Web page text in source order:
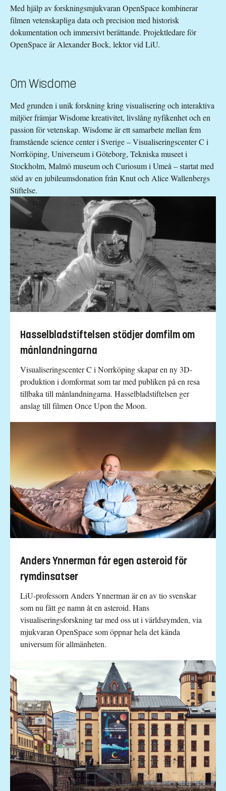
Med hjälp av forskningsmjukvaran OpenSpace kombinerar
filmen vetenskapliga data och precision med historisk
dokumentation och immersivt berättande. Projektledare för
OpenSpace är Alexander Bock, lektor vid LiU.
Om Wisdome
Med grunden i unik forskning kring visualisering och interaktiva
miljöer främjar Wisdome kreativitet, livslång nyfikenhet och en
passion för vetenskap. Wisdome är ett samarbete mellan fem
framstående science center i Sverige – Visualiseringscenter C i
Norrköping, Universeum i Göteborg, Tekniska museet i
Stockholm, Malmö museum och Curiosum i Umeå – startat med
stöd av en jubileumsdonation från Knut och Alice Wallenbergs
Stiftelse.
Hasselbladstiftelsen stödjer domfilm om
månlandningarna
Visualiseringscenter C i Norrköping skapar en ny 3D-
produktion i domformat som tar med publiken på en resa
tillbaka till månlandningarna. Hasselbladstiftelsen ger
anslag till filmen Once Upon the Moon.
Anders Ynnerman får egen asteroid för
rymdinsatser
LiU-professorn Anders Ynnerman är en av tio svenskar
som nu fått ge namn åt en asteroid. Hans
visualiseringsforskning tar med oss ut i världsrymden, via
mjukvaran OpenSpace som öppnar hela det kända
universum för allmänheten.